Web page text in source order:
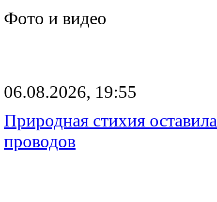
Фото и видео
06.08.2026, 19:55
Природная стихия
проводов